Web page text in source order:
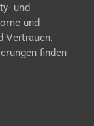
und
und
Vertrauen.
finden